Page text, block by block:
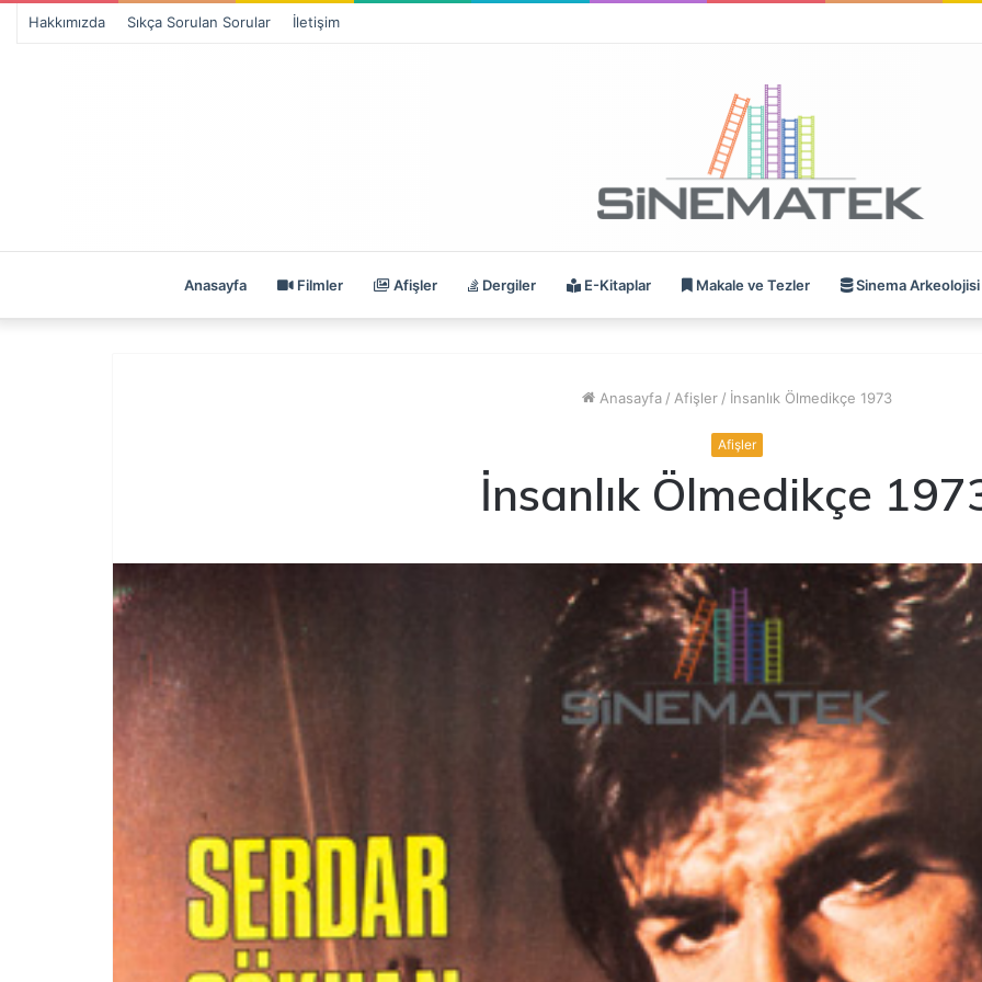
Hakkımızda Sıkça Sorulan Sorular İletişim
Anasayfa Filmler Afişler Dergiler E-Kitaplar Makale ve Tezler Sinema Arkeolojisi
Anasayfa / Afişler / İnsanlık Ölmedikçe 1973
Afişler
İnsanlık Ölmedikçe